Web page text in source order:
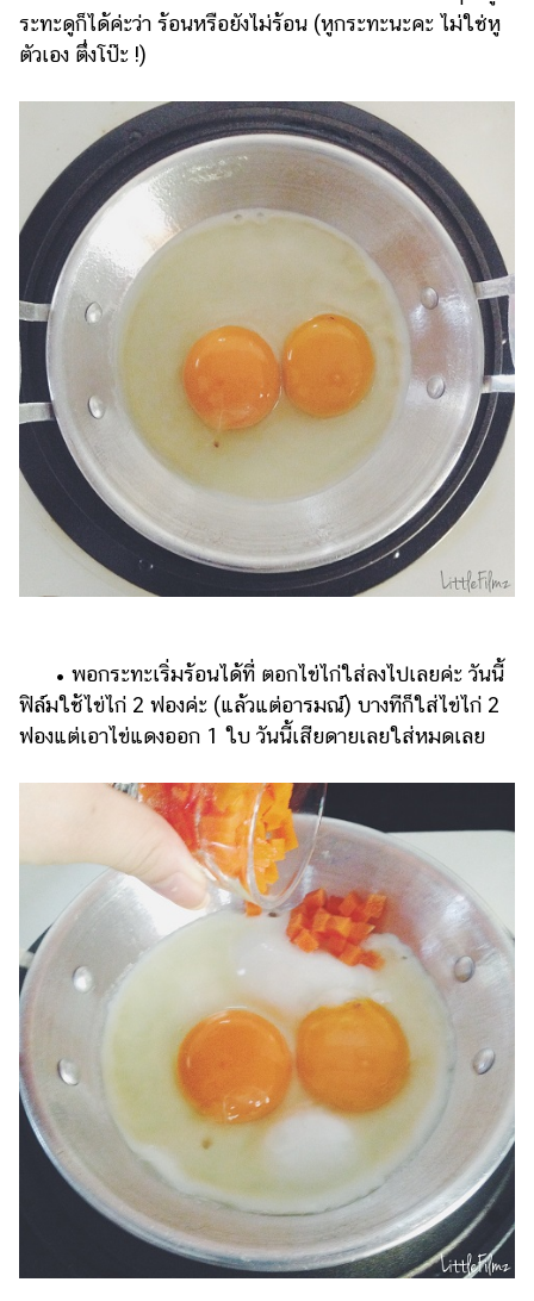
ระทะดูก็ได้ค่ะว่า ร้อนหรือยังไม่ร้อน (หูกระทะนะคะ ไม่ใช่หู
ตัวเอง ตึ่งโป๊ะ !)
• พอกระทะเริ่มร้อนได้ที่ ตอกไข่ไก่ใส่ลงไปเลยค่ะ วันนี้
ฟิล์มใช้ไข่ไก่ 2 ฟองค่ะ (แล้วแต่อารมณ์) บางทีก็ใส่ไข่ไก่ 2
ฟองแต่เอาไข่แดงออก 1 ใบ วันนี้เสียดายเลยใส่หมดเลย